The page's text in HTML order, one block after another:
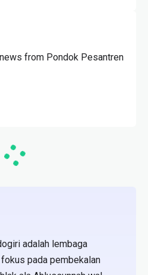
from Pondok Pesantren
adalah lembaga
pada pembekalan